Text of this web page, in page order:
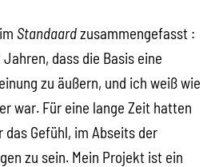
Standaardzusammengefasst :
dass die Basis eine
zu äußern, und ich weiß wie
war. Für eine lange Zeit hatten
Gefühl, im Abseits der
zu sein. Mein Projekt ist ein